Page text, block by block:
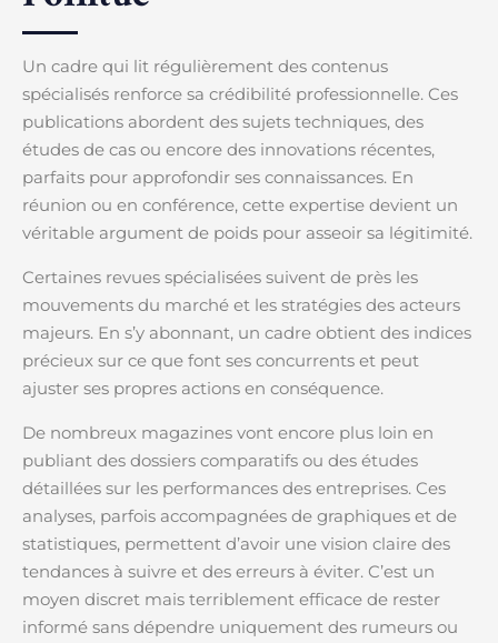
Un cadre qui lit régulièrement des contenus
spécialisés renforce sa crédibilité professionnelle. Ces
publications abordent des sujets techniques, des
études de cas ou encore des innovations récentes,
parfaits pour approfondir ses connaissances. En
réunion ou en conférence, cette expertise devient un
véritable argument de poids pour asseoir sa légitimité.
Certaines revues spécialisées suivent de près les
mouvements du marché et les stratégies des acteurs
majeurs. En s’y abonnant, un cadre obtient des indices
précieux sur ce que font ses concurrents et peut
ajuster ses propres actions en conséquence.
De nombreux magazines vont encore plus loin en
publiant des dossiers comparatifs ou des études
détaillées sur les performances des entreprises. Ces
analyses, parfois accompagnées de graphiques et de
statistiques, permettent d’avoir une vision claire des
tendances à suivre et des erreurs à éviter. C’est un
moyen discret mais terriblement efficace de rester
informé sans dépendre uniquement des rumeurs ou